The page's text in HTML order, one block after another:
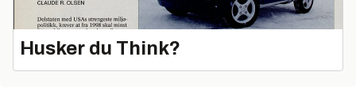
Husker du Think?